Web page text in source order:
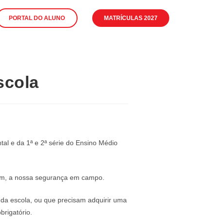
PORTAL DO ALUNO MATRÍCULAS 2027
e da 1ª e 2ª série do Ensino Médio
a nossa segurança em campo.
escola, ou que precisam adquirir uma